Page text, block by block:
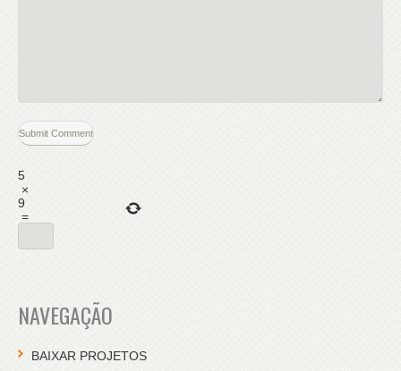
5
×
9
=
NAVEGAÇÃO
BAIXAR PROJETOS